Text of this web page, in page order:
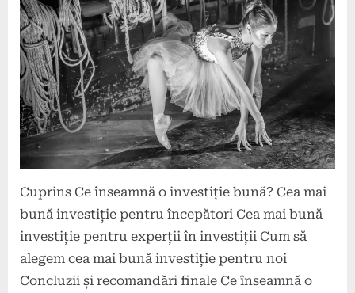
2024
Cuprins Ce înseamnă o investiție bună? Cea mai
bună investiție pentru începători Cea mai bună
investiție pentru experții în investiții Cum să
alegem cea mai bună investiție pentru noi
Concluzii și recomandări finale Ce înseamnă o